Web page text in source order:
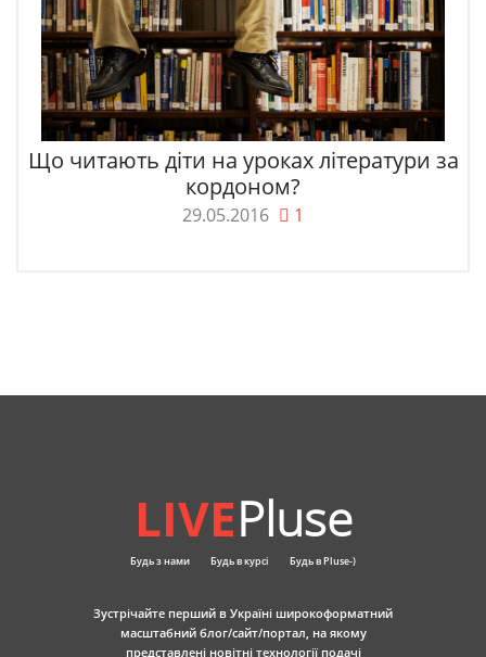
Що читають діти на уроках літератури за
кордоном?
29.05.2016 1
LIVEPluse
Будь з нами Будь в курсі Будь в Pluse-)
Зустрічайте перший в Україні широкоформатний
масштабний блог/сайт/портал, на якому
представлені новітні технології подачі